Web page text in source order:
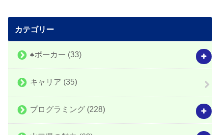
カテゴリー
♠️ポーカー (33)
キャリア (35)
プログラミング (228)